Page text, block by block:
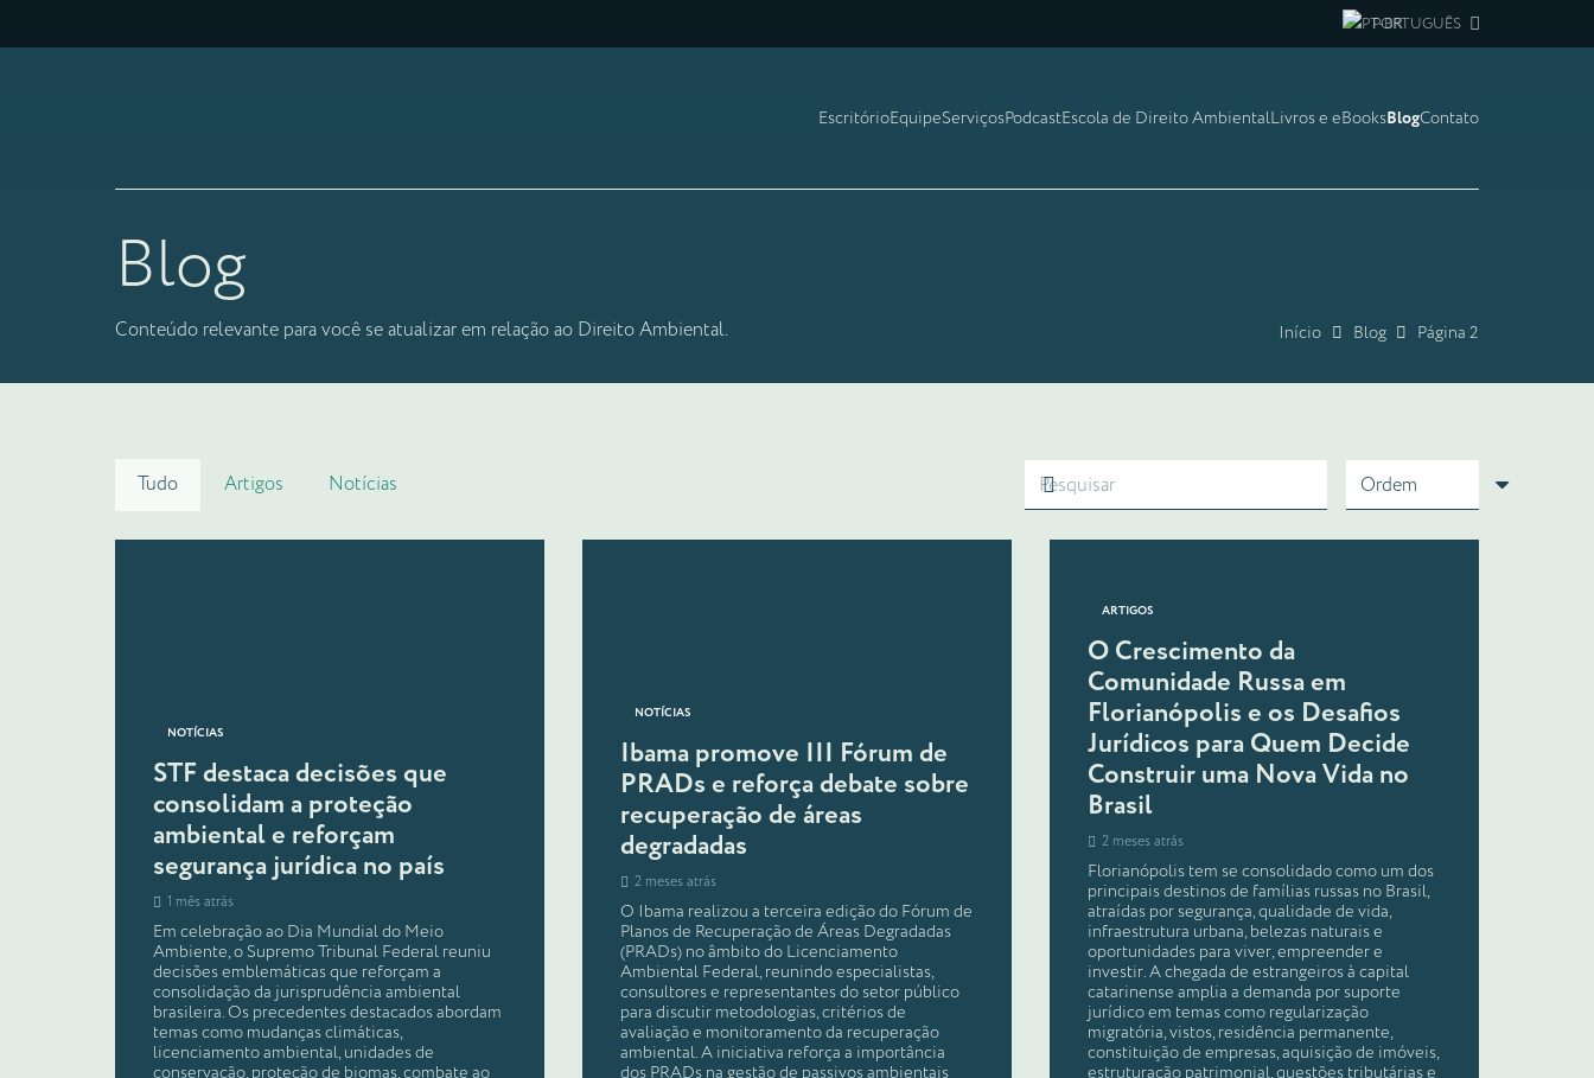
PORTUGUÊS
EscritórioEquipeServiçosPodcastEscola de Direito AmbientalLivros e eBooksBlogContato
Blog
Conteúdo relevante para você se atualizar em relação ao Direito Ambiental. Início Blog Página 2
Tudo Artigos Notícias
NOTÍCIAS
STF destaca decisões que
consolidam a proteção
ambiental e reforçam
segurança jurídica no país
1 mês atrás
Em celebração ao Dia Mundial do Meio
Ambiente, o Supremo Tribunal Federal reuniu
decisões emblemáticas que reforçam a
consolidação da jurisprudência ambiental
brasileira. Os precedentes destacados abordam
temas como mudanças climáticas,
licenciamento ambiental, unidades de
NOTÍCIAS
Ibama promove III Fórum de
PRADs e reforça debate sobre
recuperação de áreas
degradadas
2 meses atrás
O Ibama realizou a terceira edição do Fórum de
Planos de Recuperação de Áreas Degradadas
(PRADs) no âmbito do Licenciamento
Ambiental Federal, reunindo especialistas,
consultores e representantes do setor público
para discutir metodologias, critérios de
avaliação e monitoramento da recuperação
ambiental. A iniciativa reforça a importância
ARTIGOS
O Crescimento da
Comunidade Russa em
Florianópolis e os Desafios
Jurídicos para Quem Decide
Construir uma Nova Vida no
Brasil
2 meses atrás
Florianópolis tem se consolidado como um dos
principais destinos de famílias russas no Brasil,
atraídas por segurança, qualidade de vida,
infraestrutura urbana, belezas naturais e
oportunidades para viver, empreender e
investir. A chegada de estrangeiros à capital
catarinense amplia a demanda por suporte
jurídico em temas como regularização
migratória, vistos, residência permanente,
constituição de empresas, aquisição de imóveis,